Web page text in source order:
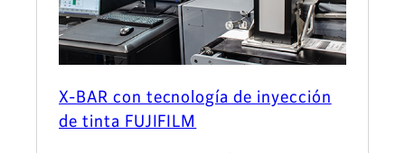
X-BAR con tecnología de inyección
de tinta FUJIFILM